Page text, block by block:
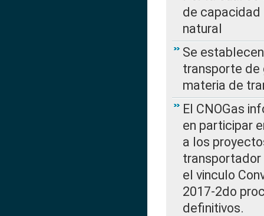
de capacidad
natural
Se
transporte de
materia de
El CNOGas
en participar
a los
transportador
el vinculo
2017-2do
definitivos.